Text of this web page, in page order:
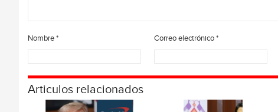
Nombre* Correo electrónico*
Articulos relacionados